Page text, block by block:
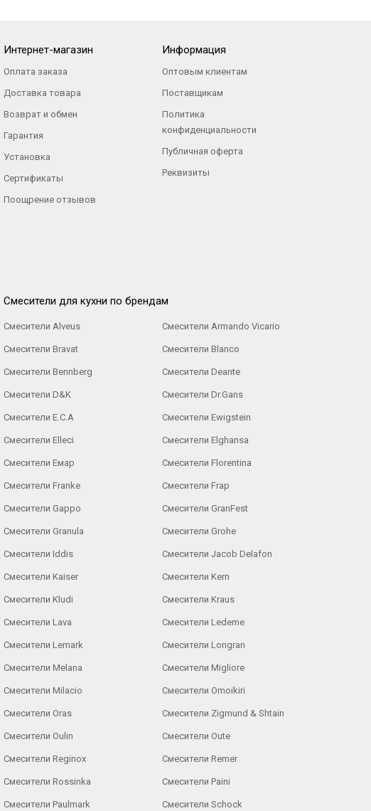
Интернет-магазин
Оплата заказа
Доставка товара
Возврат и обмен
Гарантия
Установка
Сертификаты
Поощрение отзывов
Информация
Оптовым клиентам
Поставщикам
Политика
конфиденциальности
Публичная оферта
Реквизиты
Cмесители для кухни по брендам
Смесители Alveus Смесители Armando Vicario
Смесители Bravat Смесители Blanco
Смесители Bennberg Смесители Deante
Смесители D&K Смесители Dr.Gans
Смесители E.C.A Cмесители Ewigstein
Смесители Elleci Смесители Elghansa
Смесители Емар Смесители Florentina
Смесители Franke Смесители Frap
Смесители Gappo Смесители GranFest
Смесители Granula Смесители Grohe
Смесители Iddis Смесители Jacob Delafon
Смесители Kaiser Смесители Kern
Смесители Kludi Смесители Kraus
Смесители Lava Смесители Ledeme
Смесители Lemark Смесители Longran
Смесители Melana Смесители Migliore
Смесители Milacio Смесители Omoikiri
Смесители Oras Смесители Zigmund & Shtain
Смесители Oulin Смесители Oute
Смесители Reginox Смесители Remer
Смесители Rossinka Смесители Paini
Смесители Paulmark Смесители Schock